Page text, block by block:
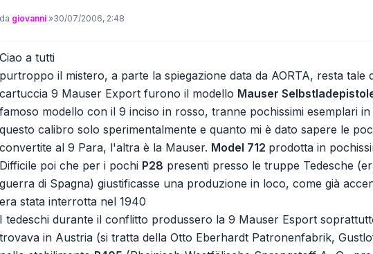
Messaggio
da giovanni »30/07/2006, 2:48
Ciao a tutti
purtroppo il mistero, a parte la spiegazione data da AORTA, resta
cartuccia 9 Mauser Export furono il modello Mauser
famoso modello con il 9 inciso in rosso, tranne pochissimi esemplari
questo calibro solo sperimentalmente e quanto mi è dato sapere le
convertite al 9 Para, l'altra è la Mauser. Model 712 prodotta in
Difficile poi che per i pochi P28 presenti presso le truppe Tedesche
guerra di Spagna) giustificasse una produzione in loco, come già
era stata interrotta nel 1940
I tedeschi durante il conflitto produssero la 9 Mauser Esport
trovava in Austria (si tratta della Otto Eberhardt Patronenfabrik,